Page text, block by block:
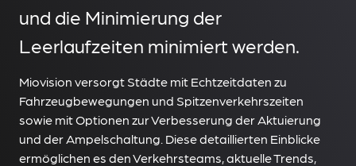
und die Minimierung der
Leerlaufzeiten minimiert werden.
Miovision versorgt Städte mit Echtzeitdaten zu
Fahrzeugbewegungen und Spitzenverkehrszeiten
sowie mit Optionen zur Verbesserung der Aktuierung
und der Ampelschaltung. Diese detaillierten Einblicke
ermöglichen es den Verkehrsteams, aktuelle Trends,